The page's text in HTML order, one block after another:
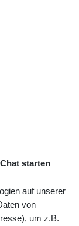
starten
auf unserer
von
um z.B.